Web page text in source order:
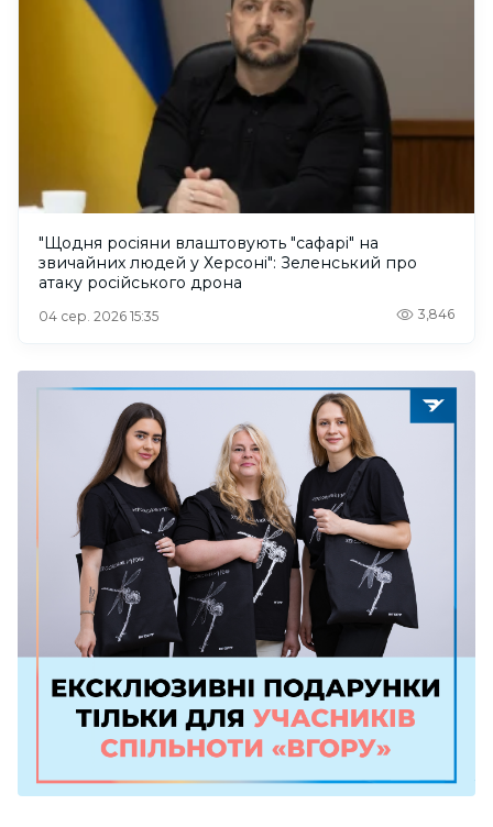
"Щодня росіяни влаштовують "сафарі" на
звичайних людей у Херсоні": Зеленський про
атаку російського дрона
04 сер. 2026 15:35 3,846